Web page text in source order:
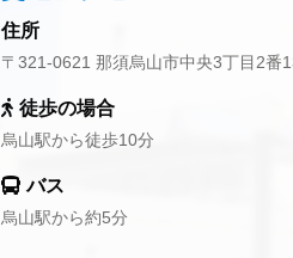
住所
〒321-0621 那須烏山市中央3丁目2番
徒歩の場合
烏山駅から徒歩10分
バス
烏山駅から約5分